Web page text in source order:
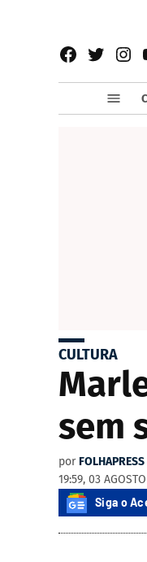
Facebook
Twitter
CULTURA
sem
por FOLHAPRESS
19:59, 03
Siga o